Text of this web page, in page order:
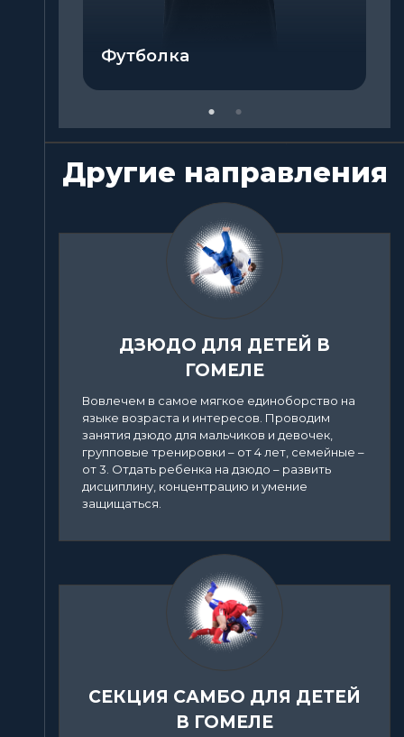
Шорты
Другие направления
ДЗЮДО ДЛЯ ДЕТЕЙ В
ГОМЕЛЕ
Вовлечем в самое мягкое единоборство на
языке возраста и интересов. Проводим
занятия дзюдо для мальчиков и девочек,
групповые тренировки – от 4 лет, семейные –
от 3. Отдать ребенка на дзюдо – развить
дисциплину, концентрацию и умение
защищаться.
СЕКЦИЯ САМБО ДЛЯ ДЕТЕЙ
В ГОМЕЛЕ